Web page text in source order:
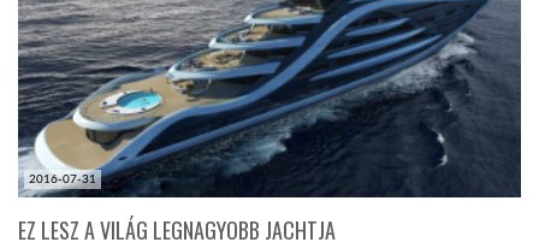
2016-07-31
EZ LESZ A VILÁG LEGNAGYOBB JACHTJA